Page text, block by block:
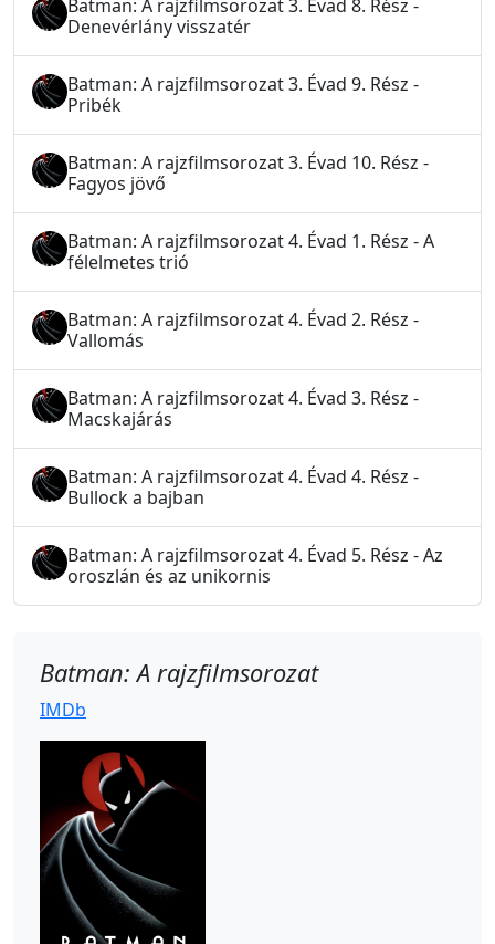
Batman: A rajzfilmsorozat 3. Évad 8. Rész -
Denevérlány visszatér
Batman: A rajzfilmsorozat 3. Évad 9. Rész -
Pribék
Batman: A rajzfilmsorozat 3. Évad 10. Rész -
Fagyos jövő
Batman: A rajzfilmsorozat 4. Évad 1. Rész - A
félelmetes trió
Batman: A rajzfilmsorozat 4. Évad 2. Rész -
Vallomás
Batman: A rajzfilmsorozat 4. Évad 3. Rész -
Macskajárás
Batman: A rajzfilmsorozat 4. Évad 4. Rész -
Bullock a bajban
Batman: A rajzfilmsorozat 4. Évad 5. Rész - Az
oroszlán és az unikornis
Batman: A rajzfilmsorozat
IMDb